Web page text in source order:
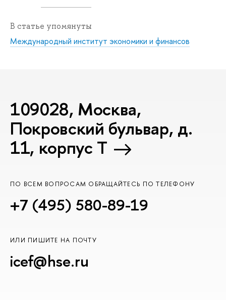
В статье упомянуты
Международный институт экономики и финансов
109028, Москва,
Покровский бульвар, д.
11, корпус T
ПО ВСЕМ ВОПРОСАМ ОБРАЩАЙТЕСЬ ПО ТЕЛЕФОНУ
+7 (495) 580-89-19
ИЛИ ПИШИТЕ НА ПОЧТУ
icef@hse.ru